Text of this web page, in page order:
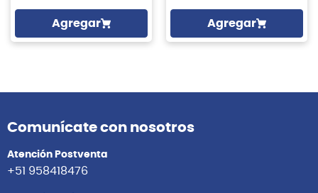
Agregar Agregar
Comunícate con nosotros
Atención Postventa
+51 958418476